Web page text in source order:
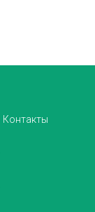
Контакты